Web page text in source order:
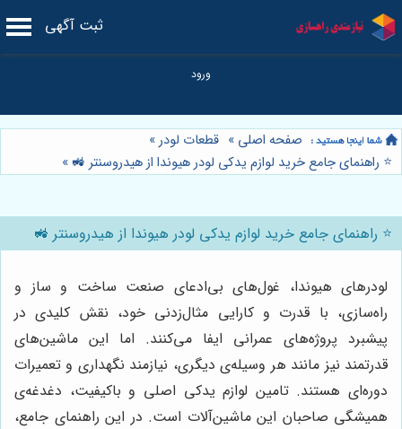
ثبت آگهی
صفحه اصلی » قطعات لودر»
⭐️ راهنمای جامع خرید لوازم یدکی لودر هیوندا از هیدروسنتر 🚜 »
⭐️ راهنمای جامع خرید لوازم یدکی لودر هیوندا از هیدروسنتر 🚜
لودرهای هیوندا، غول‌های بی‌ادعای صنعت ساخت و ساز و
راه‌سازی، با قدرت و کارایی مثال‌زدنی خود، نقش کلیدی در
پیشبرد پروژه‌های عمرانی ایفا می‌کنند. اما این ماشین‌های
قدرتمند نیز مانند هر وسیله‌ی دیگری، نیازمند نگهداری و تعمیرات
دوره‌ای هستند. تامین لوازم یدکی اصلی و باکیفیت، دغدغه‌ی
همیشگی صاحبان این ماشین‌آلات است. در این راهنمای جامع،